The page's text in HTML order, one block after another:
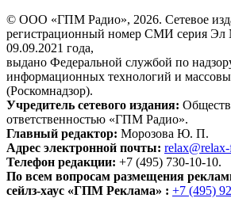
© ООО «ГПМ Радио», 2026. Сетевое
регистрационный номер СМИ серия
09.09.2021 года,
выдано Федеральной службой по
информационных технологий и
(Роскомнадзор).
Учредитель сетевого издания:
ответственностью «ГПМ Радио».
Главный редактор: Морозова Ю. П.
Адрес электронной почты:
Телефон редакции: +7 (495) 730-10-10.
По всем вопросам размещения
сейлз-хаус «ГПМ Реклама» : +7 (495)